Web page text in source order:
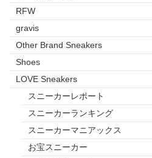
RFW
gravis
Other Brand Sneakers
Shoes
LOVE Sneakers
スニーカーレポート
スニーカーランキング
スニーカーマニアックス
お宝スニーカー